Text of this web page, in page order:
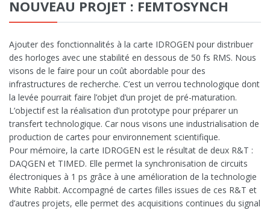
NOUVEAU PROJET : FEMTOSYNCH
Ajouter des fonctionnalités à la carte IDROGEN pour distribuer
des horloges avec une stabilité en dessous de 50 fs RMS. Nous
visons de le faire pour un coût abordable pour des
infrastructures de recherche. C’est un verrou technologique dont
la levée pourrait faire l’objet d’un projet de pré-maturation.
L’objectif est la réalisation d’un prototype pour préparer un
transfert technologique. Car nous visons une industrialisation de
production de cartes pour environnement scientifique.
Pour mémoire, la carte IDROGEN est le résultat de deux R&T :
DAQGEN et TIMED. Elle permet la synchronisation de circuits
électroniques à 1 ps grâce à une amélioration de la technologie
White Rabbit. Accompagné de cartes filles issues de ces R&T et
d’autres projets, elle permet des acquisitions continues du signal